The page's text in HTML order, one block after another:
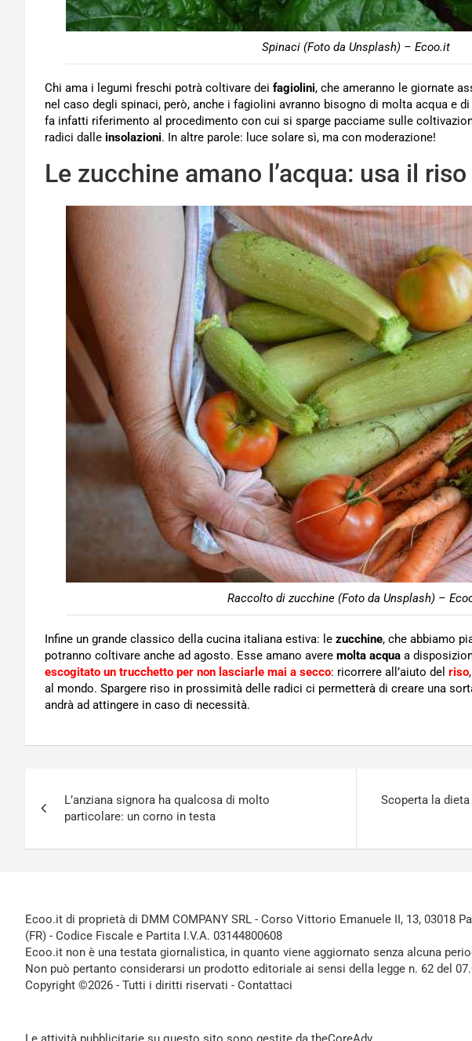
Spinaci (Foto da Unsplash) – Ecoo.it
Chi ama i legumi freschi potrà coltivare dei fagiolini, che ameranno le giornate
nel caso degli spinaci, però, anche i fagiolini avranno bisogno di molta acqua e di
fa infatti riferimento al procedimento con cui si sparge pacciame sulle
radici dalle insolazioni. In altre parole: luce solare sì, ma con moderazione!
Le zucchine amano l’acqua: usa il
Raccolto di zucchine (Foto da Unsplash) –
Infine un grande classico della cucina italiana estiva: le zucchine, che abbiamo
potranno coltivare anche ad agosto. Esse amano avere molta acqua a
escogitato un trucchetto per non lasciarle mai a secco: ricorrere all’aiuto del riso
al mondo. Spargere riso in prossimità delle radici ci permetterà di creare una
andrà ad attingere in caso di necessità.
articoli
L’anziana signora ha qualcosa di molto
particolare: un corno in testa
Scoperta la
Ecoo.it di proprietà di DMM COMPANY SRL - Corso Vittorio Emanuele II, 13, 03018
(FR) - Codice Fiscale e Partita I.V.A. 03144800608
Ecoo.it non è una testata giornalistica, in quanto viene aggiornato senza alcuna
Non può pertanto considerarsi un prodotto editoriale ai sensi della legge n. 62 del
Copyright ©2026 - Tutti i diritti riservati - Contattaci